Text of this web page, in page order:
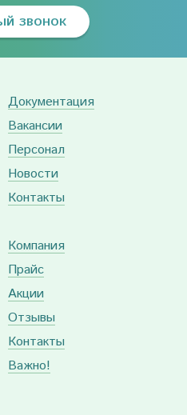
ЗВОНОК
Документация
Вакансии
Персонал
Новости
Контакты
Компания
Прайс
Акции
Отзывы
Контакты
Важно!